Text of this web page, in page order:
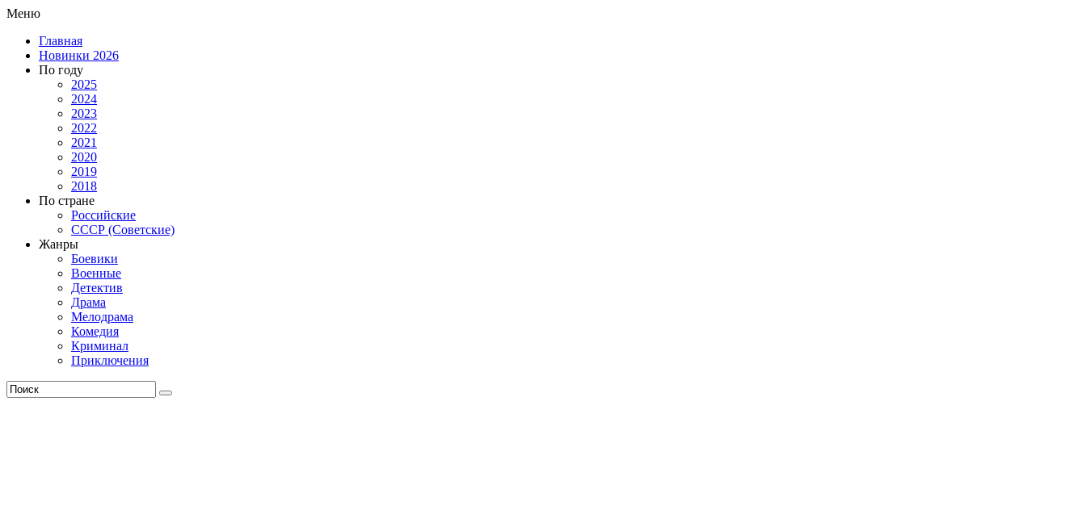
Меню
Главная
Новинки 2026
По году
2025
2024
2023
2022
2021
2020
2019
2018
По стране
Российские
СССР (Советские)
Жанры
Боевики
Военные
Детектив
Драма
Мелодрама
Комедия
Криминал
Приключения